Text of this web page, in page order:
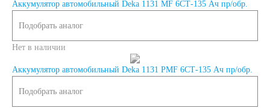
Аккумулятор автомобильный Deka 1131 MF 6СТ-135 Ач пр/обр.
Подобрать аналог
Нет в наличии
Аккумулятор автомобильный Deka 1131 РMF 6СТ-135 Ач пр/обр.
Подобрать аналог